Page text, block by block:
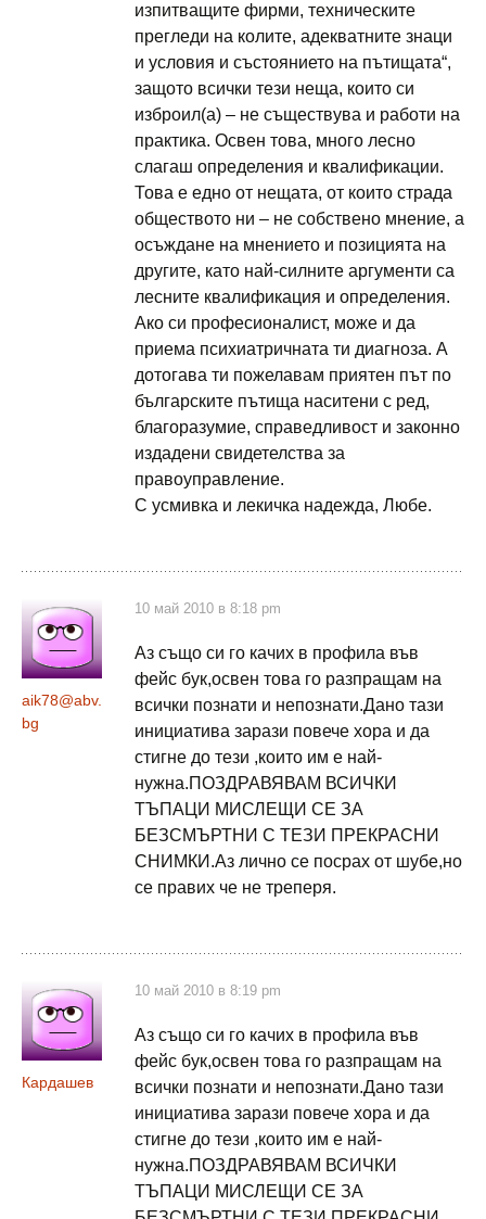
изпитващите фирми, техническите
прегледи на колите, адекватните знаци
и условия и състоянието на пътищата“,
защото всички тези неща, които си
изброил(а) – не съществува и работи на
практика. Освен това, много лесно
слагаш определения и квалификации.
Това е едно от нещата, от които страда
обществото ни – не собствено мнение, а
осъждане на мнението и позицията на
другите, като най-силните аргументи са
лесните квалификация и определения.
Ако си професионалист, може и да
приема психиатричната ти диагноза. А
дотогава ти пожелавам приятен път по
българските пътища наситени с ред,
благоразумие, справедливост и законно
издадени свидетелства за
правоуправление.
С усмивка и лекичка надежда, Любе.
aik78@abv.
bg
10 май 2010 в 8:18 pm
Аз също си го качих в профила във
фейс бук,освен това го разпращам на
всички познати и непознати.Дано тази
инициатива зарази повече хора и да
стигне до тези ,които им е най-
нужна.ПОЗДРАВЯВАМ ВСИЧКИ
ТЪПАЦИ МИСЛЕЩИ СЕ ЗА
БЕЗСМЪРТНИ С ТЕЗИ ПРЕКРАСНИ
СНИМКИ.Аз лично се посрах от шубе,но
се правих че не треперя.
Кардашев
10 май 2010 в 8:19 pm
Аз също си го качих в профила във
фейс бук,освен това го разпращам на
всички познати и непознати.Дано тази
инициатива зарази повече хора и да
стигне до тези ,които им е най-
нужна.ПОЗДРАВЯВАМ ВСИЧКИ
ТЪПАЦИ МИСЛЕЩИ СЕ ЗА